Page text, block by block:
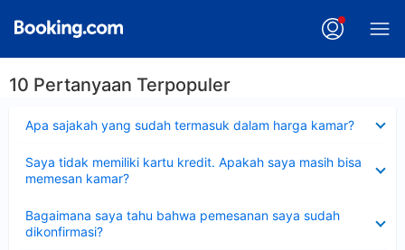
10 Pertanyaan Terpopuler
Apa sajakah yang sudah termasuk dalam harga kamar?
Saya tidak memiliki kartu kredit. Apakah saya masih bisa
memesan kamar?
Bagaimana saya tahu bahwa pemesanan saya sudah
dikonfirmasi?